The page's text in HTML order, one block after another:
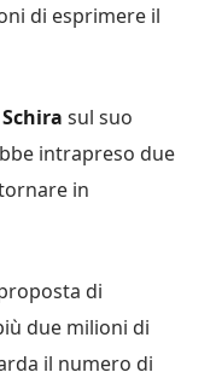
di esprimere il
sul suo
intrapreso due
in
di
due milioni di
il numero di